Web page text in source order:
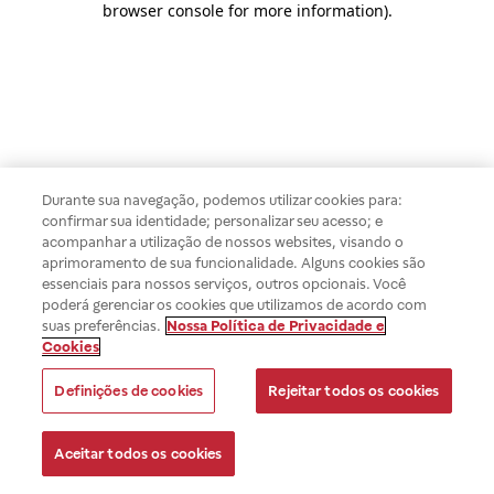
browser console for more information).
Durante sua navegação, podemos utilizar cookies para:
confirmar sua identidade; personalizar seu acesso; e
acompanhar a utilização de nossos websites, visando o
aprimoramento de sua funcionalidade. Alguns cookies são
essenciais para nossos serviços, outros opcionais. Você
poderá gerenciar os cookies que utilizamos de acordo com
suas preferências. Nossa Política de Privacidade e
Cookies
Definições de cookies Rejeitar todos os cookies
Aceitar todos os cookies